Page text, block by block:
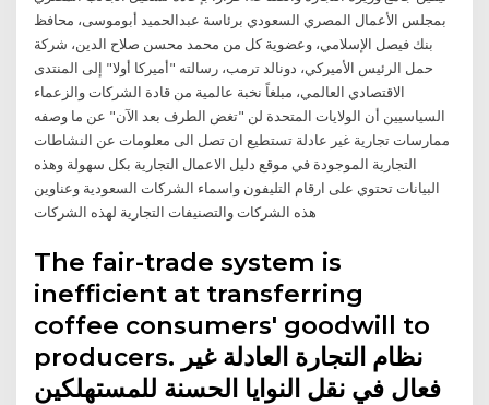
بمجلس الأعمال المصري السعودي برئاسة عبدالحميد أبوموسى، محافظ
بنك فيصل الإسلامي، وعضوية كل من محمد محسن صلاح الدين، شركة
حمل الرئيس الأميركي، دونالد ترمب، رسالته "أميركا أولا" إلى المنتدى
الاقتصادي العالمي، مبلغاً نخبة عالمية من قادة الشركات والزعماء
السياسيين أن الولايات المتحدة لن "تغض الطرف بعد الآن" عن ما وصفه
ممارسات تجارية غير عادلة تستطيع ان تصل الى معلومات عن النشاطات
التجارية الموجودة في موقع دليل الاعمال التجارية بكل سهولة وهذه
البيانات تحتوي على ارقام التليفون واسماء الشركات السعودية وعناوين
هذه الشركات والتصنيفات التجارية لهذه الشركات
The fair-trade system is
inefficient at transferring
coffee consumers' goodwill to
producers. نظام التجارة العادلة غير
فعال في نقل النوايا الحسنة للمستهلكين